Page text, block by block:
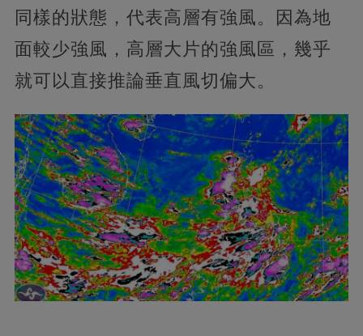
同樣的狀態，代表高層有強風。因為地
面較少強風，高層大片的強風區，幾乎
就可以直接推論垂直風切偏大。